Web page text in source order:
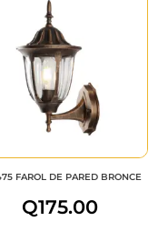
FAROL DE PARED BRONCE
Q175.00